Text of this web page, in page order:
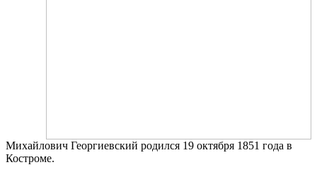
Михайлович Георгиевский родился 19 октября 1851 года в
Костроме.